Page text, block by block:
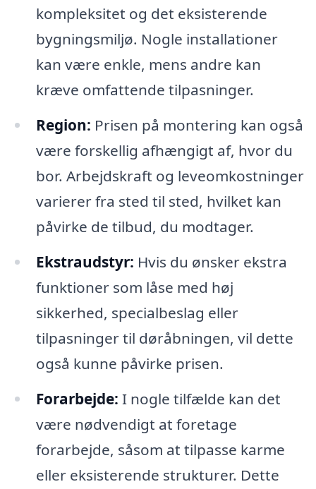
kompleksitet og det eksisterende
bygningsmiljø. Nogle installationer
kan være enkle, mens andre kan
kræve omfattende tilpasninger.
Region: Prisen på montering kan også
være forskellig afhængigt af, hvor du
bor. Arbejdskraft og leveomkostninger
varierer fra sted til sted, hvilket kan
påvirke de tilbud, du modtager.
Ekstraudstyr: Hvis du ønsker ekstra
funktioner som låse med høj
sikkerhed, specialbeslag eller
tilpasninger til døråbningen, vil dette
også kunne påvirke prisen.
Forarbejde: I nogle tilfælde kan det
være nødvendigt at foretage
forarbejde, såsom at tilpasse karme
eller eksisterende strukturer. Dette